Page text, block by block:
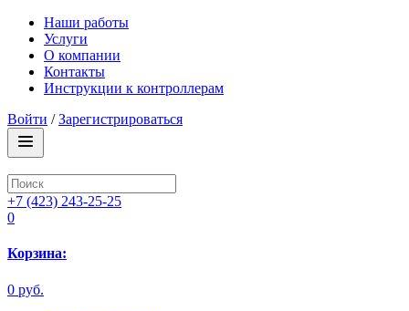
Наши работы
Услуги
О компании
Контакты
Инструкции к контроллерам
Войти /Зарегистрироваться
+7 (423) 243-25-25
0
Корзина:
0 руб.